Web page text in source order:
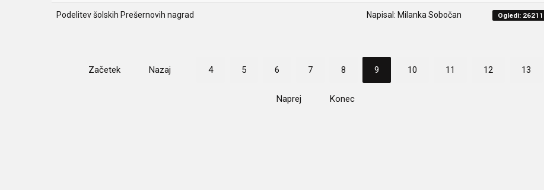
Podelitev šolskih Prešernovih nagrad Napisal: Milanka Sobočan Ogledi: 26211
Začetek Nazaj 4 5 6 7 8 9 10 11 12 13
Naprej Konec